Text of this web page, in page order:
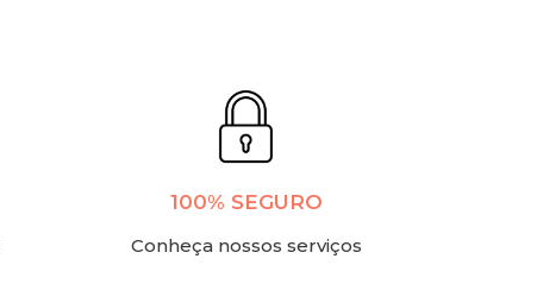
100% SEGURO
Conheça nossos serviços